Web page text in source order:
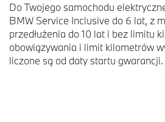
Do Twojego samochodu
BMW Service Inclusive do 6 lat, z
przedłużenia do 10 lat i bez limitu
obowiązywania i limit kilometrów
liczone są od daty startu gwarancji.